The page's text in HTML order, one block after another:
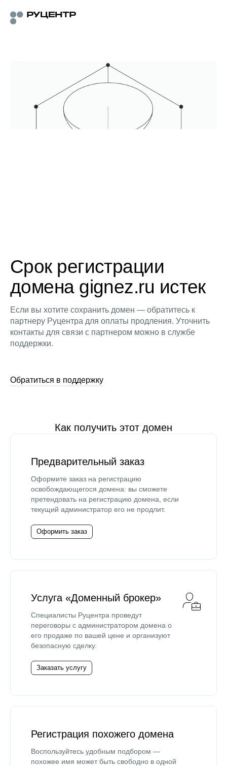
Срок регистрации
домена gignez.ru истек
Если вы хотите сохранить домен — обратитесь к
партнеру Руцентра для оплаты продления. Уточнить
контакты для связи с партнером можно в службе
поддержки.
Обратиться в поддержку
Как получить этот домен
Предварительный заказ
Оформите заказ на регистрацию
освобождающегося домена: вы сможете
претендовать на регистрацию домена, если
текущий администратор его не продлит.
Оформить заказ
Услуга «Доменный брокер»
Специалисты Руцентра проведут
переговоры с администратором домена о
его продаже по вашей цене и организуют
безопасную сделку.
Заказать услугу
Регистрация похожего домена
Воспользуйтесь удобным подбором —
похожее имя может быть свободно в одной